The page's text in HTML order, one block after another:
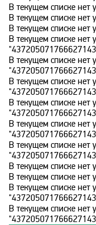
Disney
DNK
DTX
Europa Plus TV
Fox Life
Galaxy TV
Gulli
В текущем списке нет
В текущем списке нет
В текущем списке нет
В текущем списке нет
В текущем списке нет
В текущем списке нет
В текущем списке нет
В текущем списке нет
В текущем списке нет
В текущем списке нет
В текущем списке нет
В текущем списке нет
В текущем списке нет